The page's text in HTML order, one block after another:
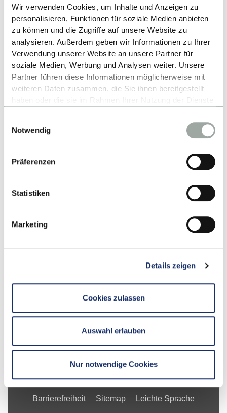
Wir verwenden Cookies, um Inhalte und Anzeigen zu
personalisieren, Funktionen für soziale Medien anbieten
zu können und die Zugriffe auf unsere Website zu
analysieren. Außerdem geben wir Informationen zu Ihrer
Verwendung unserer Website an unsere Partner für
soziale Medien, Werbung und Analysen weiter. Unsere
Partner führen diese Informationen möglicherweise mit
weiteren Daten zusammen, die Sie ihnen bereitgestellt
Alles zum Thema Cookies und personenbezogene
Datenverarbeitung entnehmen Sie unserer
Notwendig
Präferenzen
Statistiken
Marketing
Details zeigen
Cookies zulassen
Auswahl erlauben
Nur notwendige Cookies
Forschung
Unternehmen
Die ESB
Impressum Datenschutzerklärung
Barrierefreiheit Sitemap Leichte Sprache